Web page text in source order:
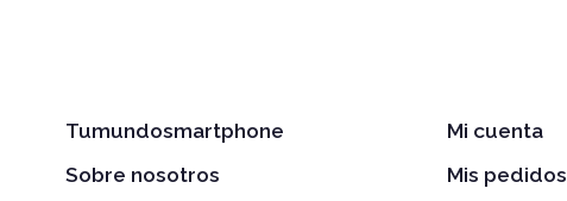
Tumundosmartphone
Sobre nosotros
Mi cuenta
Mis pedidos